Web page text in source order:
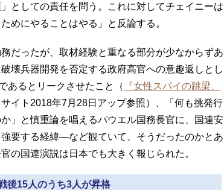
としての責任を問う。これに対してチェイニーは
めにやることはやる」と反論する。
だったが、取材経験と重なる部分が少なからずあ
壊兵器開発を否定する政府高官への意趣返しとし
あるとリークさせたこと（
『女性スパイの跳梁、
サイト2018年7月28日アップ参照）、「何も挑発行
」と慎重論を唱えるパウエル国務長官に、国連安
要する経緯―など観ていて、そうだったのかとあ
の国連演説は日本でも大きく報じられた。
後15人のうち3人が昇格